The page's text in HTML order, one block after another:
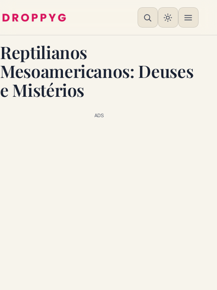
Reptilianos
Mesoamericanos: Deuses
e Mistérios
ADS